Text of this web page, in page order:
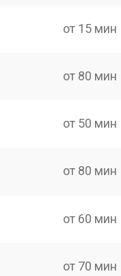
от 15 мин
от 80 мин
от 50 мин
от 80 мин
от 60 мин
от 70 мин